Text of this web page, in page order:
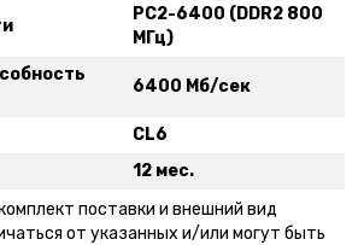
PC2-6400 (DDR2 800
МГц)
6400 Мб/сек
CL6
12 мес.
поставки и внешний вид
от указанных и/или могут быть